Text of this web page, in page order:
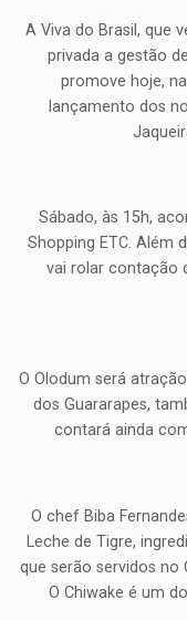
A Viva do Brasil, que
privada a gestão
promove hoje,
lançamento dos
Sábado, às 15h,
Shopping ETC. Além
vai rolar contação
O Olodum será
dos Guararapes,
contará ainda
O chef Biba
Leche de Tigre,
que serão servidos no
O Chiwake é um